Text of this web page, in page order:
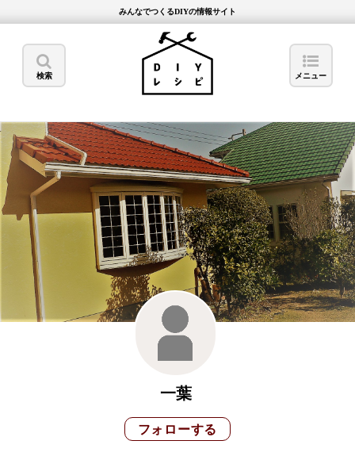
みんなでつくるDIYの情報サイト
検索 メニュー
一葉